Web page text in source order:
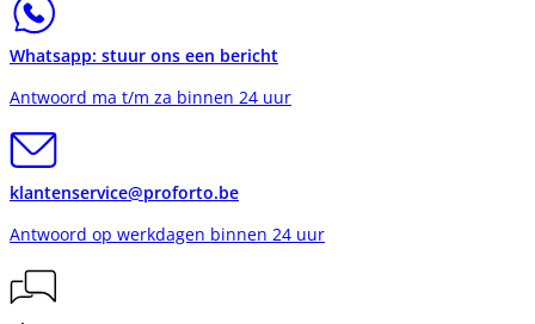
Whatsapp: stuur ons een bericht
Antwoord ma t/m za binnen 24 uur
klantenservice@proforto.be
Antwoord op werkdagen binnen 24 uur